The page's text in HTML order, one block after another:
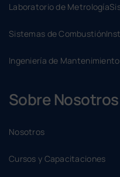
Laboratorio de Metrología
Sistemas de Combustión
Ingeniería de Mantenimiento
Sobre Nosotros
Nosotros
Cursos y Capacitaciones